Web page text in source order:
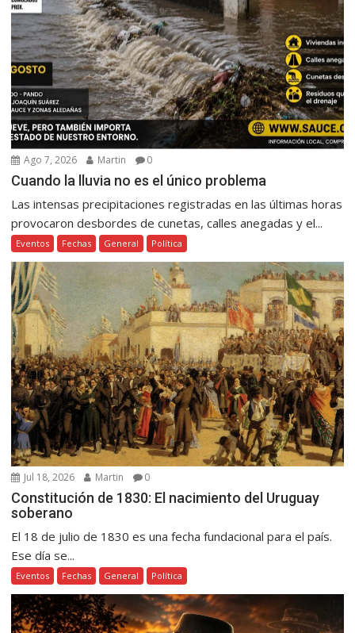
Ago 7, 2026 Martin 0
Cuando la lluvia no es el único problema
Las intensas precipitaciones registradas en las últimas horas
provocaron desbordes de cunetas, calles anegadas y el...
Eventos Fechas General Política
Jul 18, 2026 Martin 0
Constitución de 1830: El nacimiento del Uruguay
soberano
El 18 de julio de 1830 es una fecha fundacional para el país.
Ese día se...
Eventos Fechas General Política